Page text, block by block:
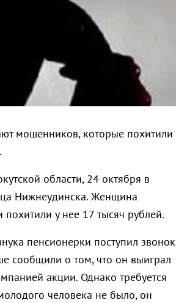
мошенников, которые похитили
области, 24 октября в
Нижнеудинска. Женщина
похитили у нее 17 тысяч рублей.
пенсионерки поступил звонок
сообщили о том, что он выиграл
акции. Однако требуется
человека не было, он